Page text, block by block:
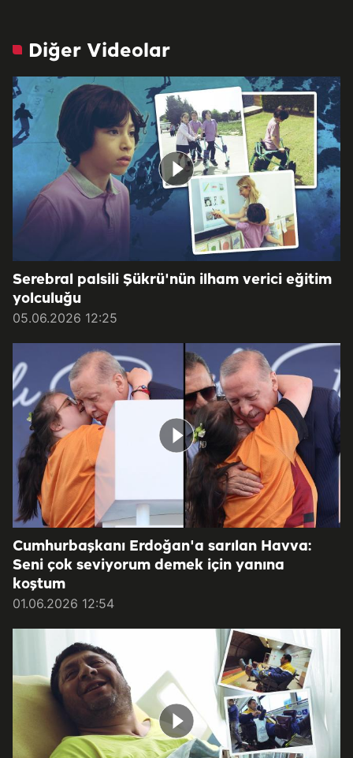
Diğer Videolar
Serebral palsili Şükrü'nün ilham verici eğitim
yolculuğu
05.06.2026 12:25
Cumhurbaşkanı Erdoğan'a sarılan Havva:
Seni çok seviyorum demek için yanına
koştum
01.06.2026 12:54